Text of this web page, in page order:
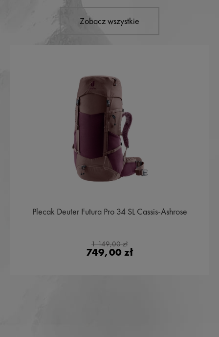
Zobacz wszystkie
Plecak Deuter Futura Pro 34 SL Cassis-Ashrose
1 149,00 zł
749,00 zł